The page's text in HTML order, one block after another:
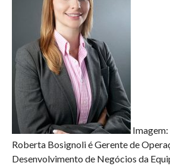
Imagem:
Roberta Bosignoli é Gerente de
Desenvolvimento de Negócios da